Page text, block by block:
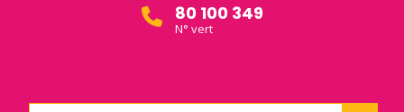
80 100 349
N° vert